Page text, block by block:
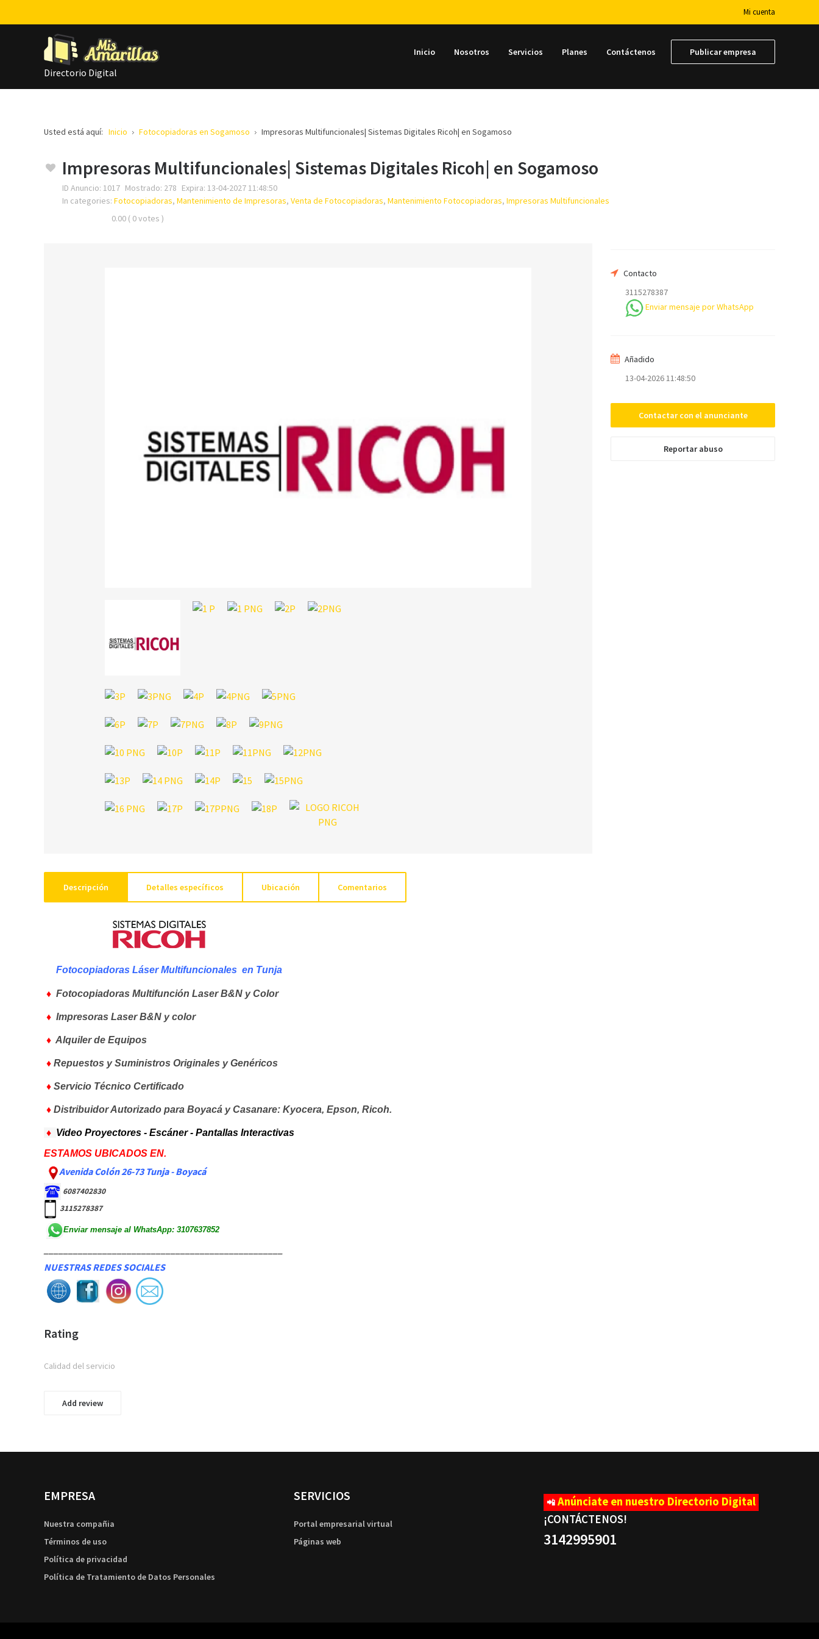
Mi cuenta
Directorio Digital
Inicio Nosotros Servicios Planes Contáctenos Publicar empresa
Usted está aquí: Inicio Fotocopiadoras en Sogamoso Impresoras Multifuncionales| Sistemas Digitales Ricoh| en Sogamoso
Impresoras Multifuncionales| Sistemas Digitales Ricoh| en Sogamoso
ID Anuncio: 1017 Mostrado: 278 Expira: 13-04-2027 11:48:50
In categories: Fotocopiadoras, Mantenimiento de Impresoras, Venta de Fotocopiadoras, Mantenimiento Fotocopiadoras, Impresoras Multifuncionales
0.00 ( 0 votes )
Contacto
3115278387
Enviar mensaje por WhatsApp
Añadido
13-04-2026 11:48:50
Contactar con el anunciante
Reportar abuso
Su email
Descripción Detalles específicos Ubicación Comentarios
Fotocopiadoras Láser Multifuncionales en Tunja
♦ Fotocopiadoras Multifunción Laser B&N y Color
♦ Impresoras Laser B&N y color
♦ Alquiler de Equipos
♦ Repuestos y Suministros Originales y Genéricos
♦ Servicio Técnico Certificado
♦ Distribuidor Autorizado para Boyacá y Casanare: Kyocera, Epson, Ricoh.
♦ Video Proyectores - Escáner - Pantallas Interactivas
ESTAMOS UBICADOS EN.
Avenida Colón 26-73 Tunja - Boyacá
6087402830
3115278387
Enviar mensaje al WhatsApp: 3107637852
NUESTRAS REDES SOCIALES
Rating
Calidad del servicio
Add review
EMPRESA
Nuestra compañia
Términos de uso
Política de privacidad
Política de Tratamiento de Datos Personales
SERVICIOS
Portal empresarial virtual
Páginas web
📲 Anúnciate en nuestro Directorio Digital
¡CONTÁCTENOS!
3142995901